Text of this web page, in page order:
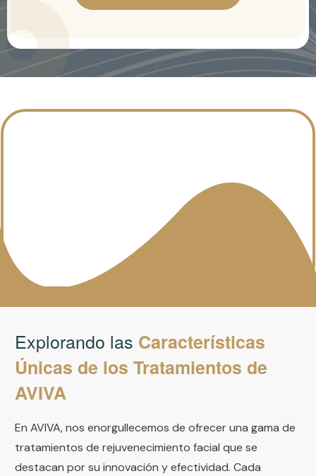
Explorando las Características
Únicas de los Tratamientos de
AVIVA
En AVIVA, nos enorgullecemos de ofrecer una gama de
tratamientos de rejuvenecimiento facial que se
destacan por su innovación y efectividad. Cada